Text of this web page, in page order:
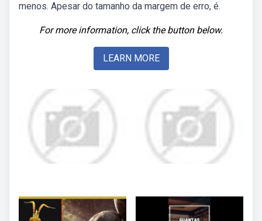
menos. Apesar do tamanho da margem de erro, é.
For more information, click the button below.
LEARN MORE